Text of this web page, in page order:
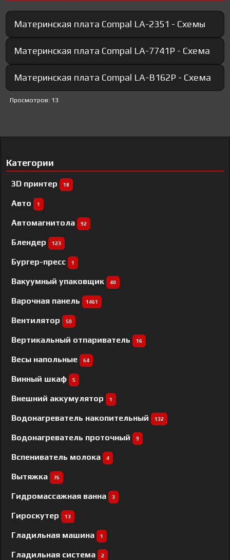
Материнская плата Compal LA-2351 - Схемы
Материнская плата Compal LA-7741P - Схема
Материнская плата Compal LA-B162P - Схема
Просмотров: 13
Категории
3D принтер 18
Авто 1
Автомагнитола 92
Блендер 123
Бургер-пресс 1
Вакуумный упаковщик 40
Варочная панель 1461
Вентилятор 50
Вертикальный отпариватель 16
Весы напольные 64
Винный шкаф 5
Внешний аккумулятор 1
Водонагреватель накопительный 132
Водонагреватель проточный 9
Вспениватель молока 4
Вытяжка 76
Гидромассажная ванна 3
Гироскутер 13
Гладильная машина 1
Гладильная система 2